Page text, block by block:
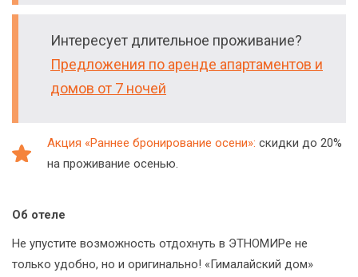
Интересует длительное проживание?
Предложения по аренде апартаментов и
домов от 7 ночей
Акция «Раннее бронирование осени»: скидки до 20%
на проживание осенью.
Об отеле
Не упустите возможность отдохнуть в ЭТНОМИРе не
только удобно, но и оригинально! «Гималайский дом»